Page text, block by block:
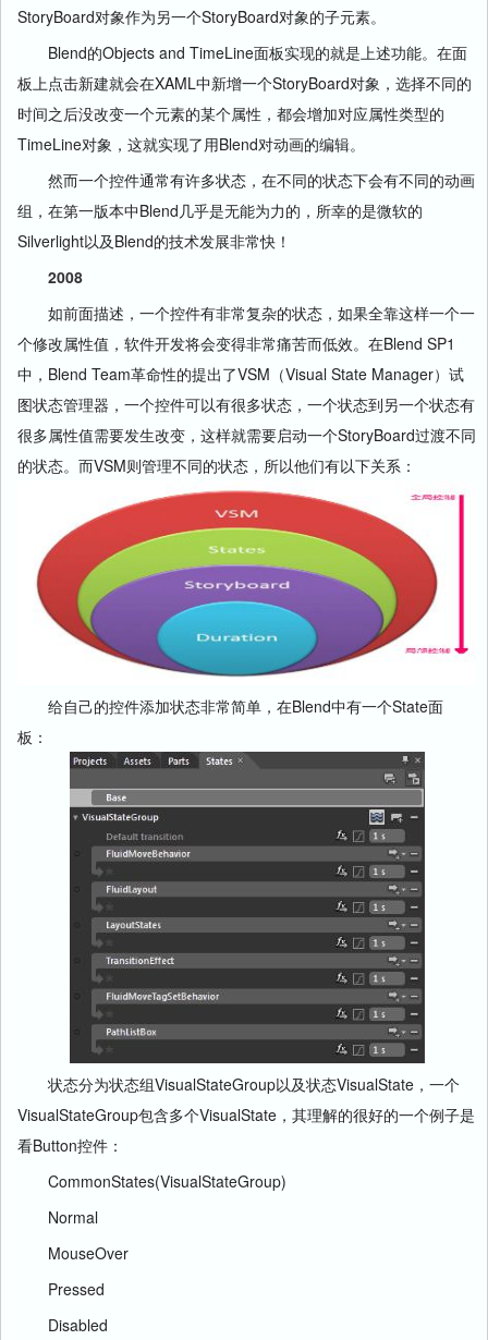
StoryBoard对象作为另一个StoryBoard对象的子元素。
Blend的Objects and TimeLine面板实现的就是上述功能。在面
板上点击新建就会在XAML中新增一个StoryBoard对象，选择不同的
时间之后没改变一个元素的某个属性，都会增加对应属性类型的
TimeLine对象，这就实现了用Blend对动画的编辑。
然而一个控件通常有许多状态，在不同的状态下会有不同的动画
组，在第一版本中Blend几乎是无能为力的，所幸的是微软的
Silverlight以及Blend的技术发展非常快！
2008
如前面描述，一个控件有非常复杂的状态，如果全靠这样一个一
个修改属性值，软件开发将会变得非常痛苦而低效。在Blend SP1
中，Blend Team革命性的提出了VSM（Visual State Manager）试
图状态管理器，一个控件可以有很多状态，一个状态到另一个状态有
很多属性值需要发生改变，这样就需要启动一个StoryBoard过渡不同
的状态。而VSM则管理不同的状态，所以他们有以下关系：
给自己的控件添加状态非常简单，在Blend中有一个State面
板：
状态分为状态组VisualStateGroup以及状态VisualState，一个
VisualStateGroup包含多个VisualState，其理解的很好的一个例子是
看Button控件：
CommonStates(VisualStateGroup)
Normal
MouseOver
Pressed
Disabled